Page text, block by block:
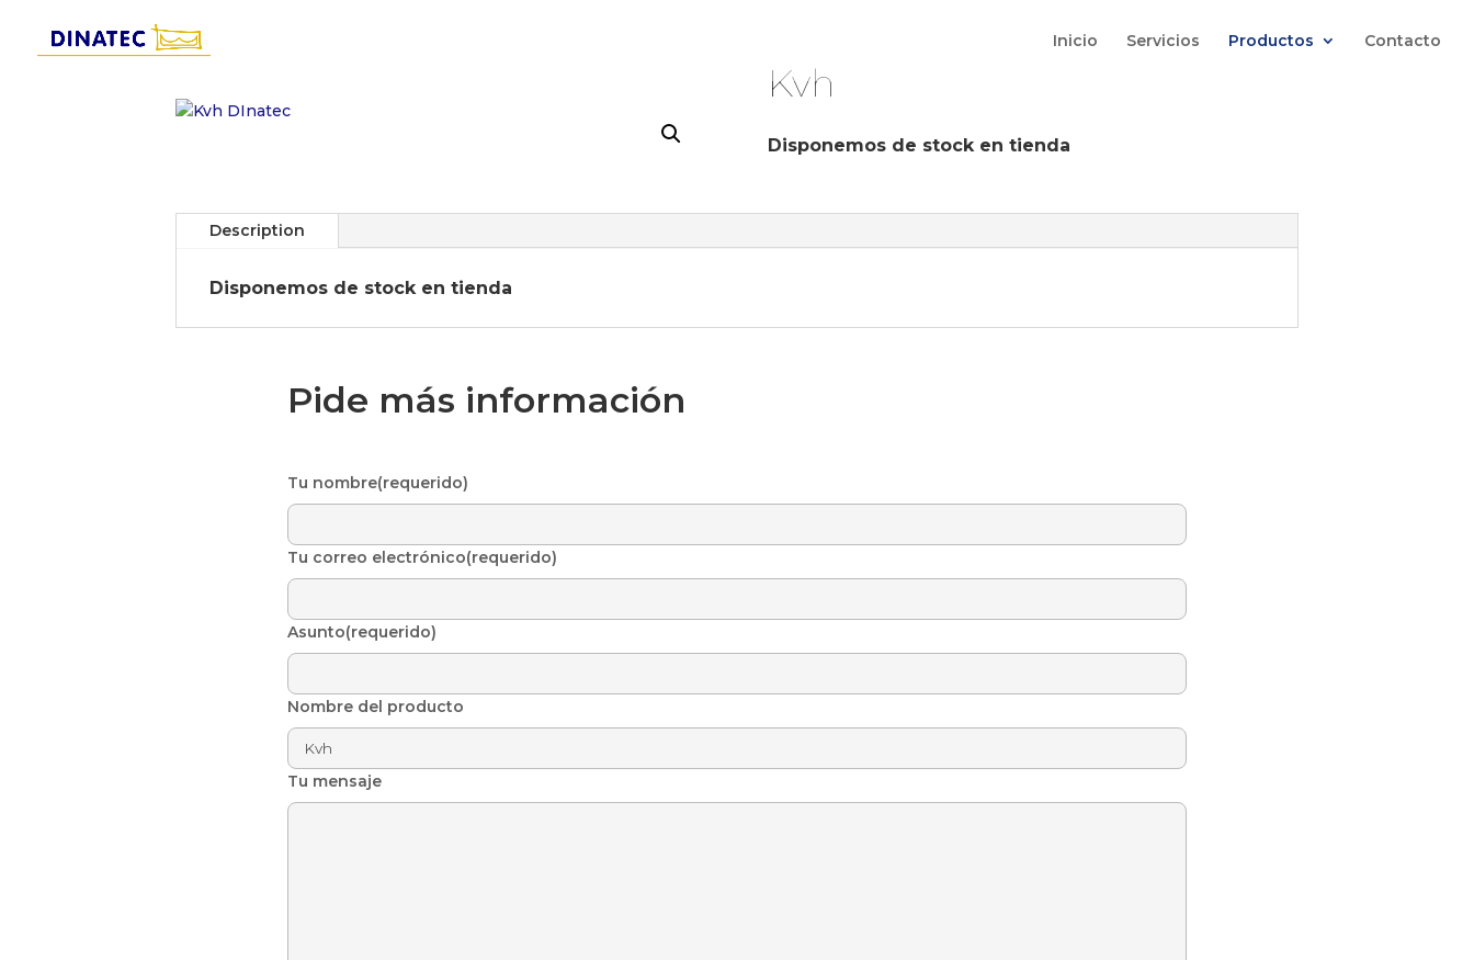
Inicio Servicios Productos Contacto
Kvh
Disponemos de stock en tienda
Description
Disponemos de stock en tienda
Pide más información
Tu nombre(requerido)
Tu correo electrónico(requerido)
Asunto(requerido)
Nombre del producto
Tu mensaje